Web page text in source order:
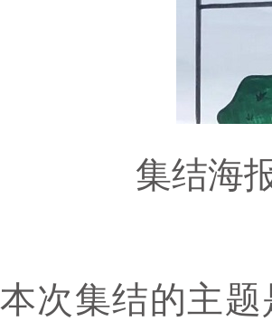
集结海
本次集结的主题